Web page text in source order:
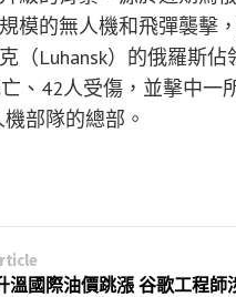
模的無人機和飛彈襲擊
（Luhansk）的俄羅斯
、42人受傷，並擊中一
部隊的總部。
溫國際油價跳漲 谷歌工程師